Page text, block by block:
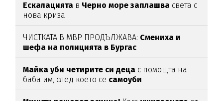
Ескалацията в Черно море заплашва света с
нова криза
ЧИСТКАТА В МВР ПРОДЪЛЖАВА: Смениха и
шефа на полицията в Бургас
Майка уби четирите си деца с помощта на
баба им, след което се самоуби